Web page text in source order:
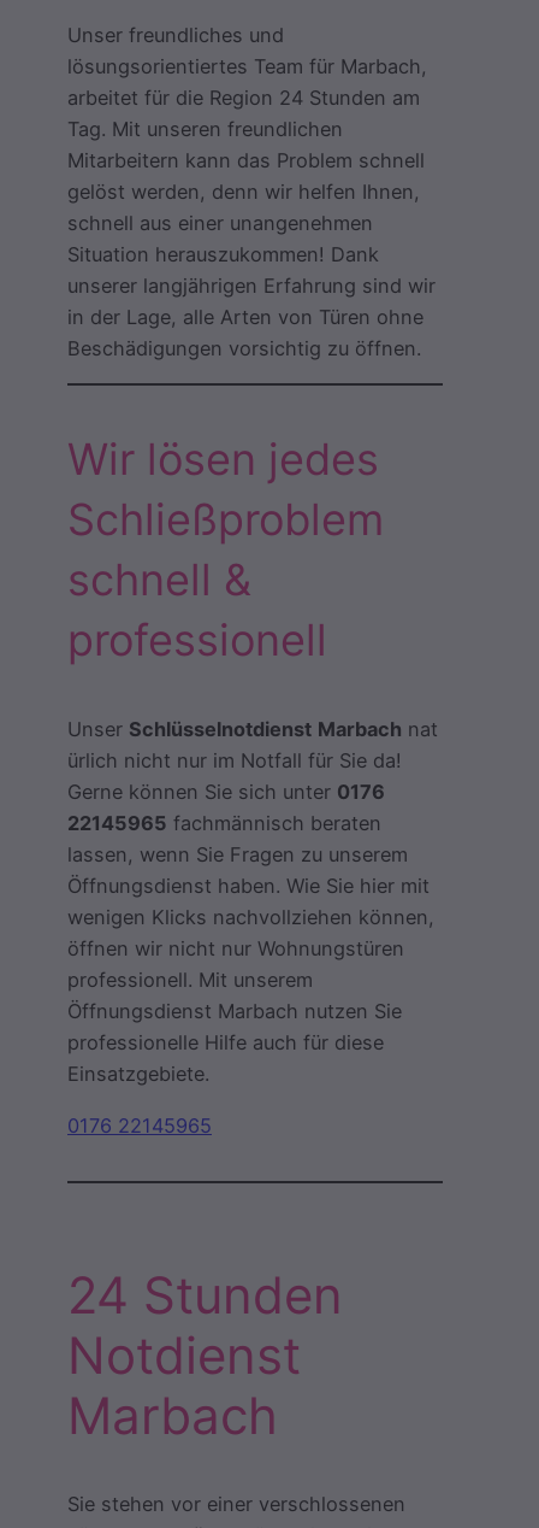
Unser freundliches und
lösungsorientiertes Team für Marbach,
arbeitet für die Region 24 Stunden am
Tag. Mit unseren freundlichen
Mitarbeitern kann das Problem schnell
gelöst werden, denn wir helfen Ihnen,
schnell aus einer unangenehmen
Situation herauszukommen! Dank
unserer langjährigen Erfahrung sind wir
in der Lage, alle Arten von Türen ohne
Beschädigungen vorsichtig zu öffnen.
Wir lösen jedes
Schließproblem
schnell &
professionell
Unser Schlüsselnotdienst Marbach nat
ürlich nicht nur im Notfall für Sie da!
Gerne können Sie sich unter 0176
22145965 fachmännisch beraten
lassen, wenn Sie Fragen zu unserem
Öffnungsdienst haben. Wie Sie hier mit
wenigen Klicks nachvollziehen können,
öffnen wir nicht nur Wohnungstüren
professionell. Mit unserem
Öffnungsdienst Marbach nutzen Sie
professionelle Hilfe auch für diese
Einsatzgebiete.
0176 22145965
24 Stunden
Notdienst
Marbach
Sie stehen vor einer verschlossenen